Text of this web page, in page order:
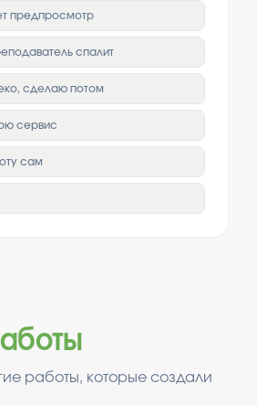
предпросмотр
спалит
сделаю потом
сервис
сам
работы, которые создали